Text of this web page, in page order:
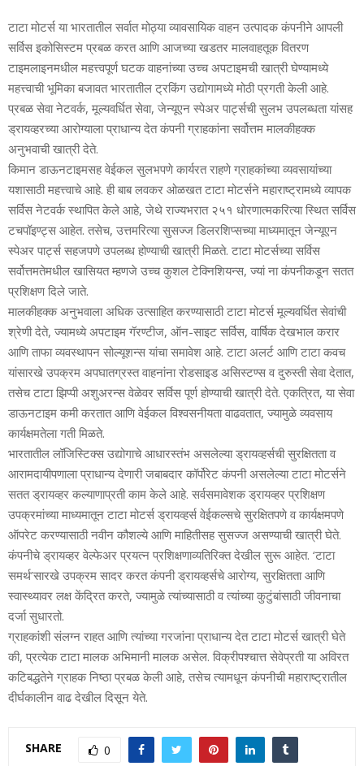
टाटा मोटर्स या भारतातील सर्वात मोठ्या व्‍यावसायिक वाहन उत्‍पादक कंपनीने आपली
सर्विस इकोसिस्‍टम प्रबळ करत आणि आजच्‍या खडतर मालवाहतूक वितरण
टाइमलाइनमधील महत्त्वपूर्ण घटक वाहनांच्‍या उच्‍च अपटाइमची खात्री घेण्‍यामध्‍ये
महत्त्वाची भूमिका बजावत भारतातील ट्रकिंग उद्योगामध्‍ये मोठी प्रगती केली आहे.
प्रबळ सेवा नेटवर्क, मूल्‍यवर्धित सेवा, जेन्‍यूएन स्‍पेअर पार्ट्सची सुलभ उपलब्‍धता यांसह
ड्रायव्‍हरच्‍या आरोग्‍याला प्राधान्‍य देत कंपनी ग्राहकांना सर्वोत्तम मालकीहक्‍क
अनुभवाची खात्री देते.
किमान डाऊनटाइमसह वेईकल सुलभपणे कार्यरत राहणे ग्राहकांच्‍या व्‍यवसायांच्‍या
यशासाठी महत्त्वाचे आहे. ही बाब लवकर ओळखत टाटा मोटर्सने महाराष्‍ट्रामध्‍ये व्‍यापक
सर्विस नेटवर्क स्‍थापित केले आहे, जेथे राज्‍यभरात २५१ धोरणात्‍मकरित्‍या स्थित सर्विस
टचपॉइण्‍ट्स आहेत. तसेच, उत्तमरित्‍या सुसज्‍ज डिलरशिप्‍सच्‍या माध्‍यमातून जेन्‍यूएन
स्‍पेअर पार्ट्स सहजपणे उपलब्‍ध होण्‍याची खात्री मिळते. टाटा मोटर्सच्‍या सर्विस
सर्वोत्तमतेमधील खासियत म्‍हणजे उच्‍च कुशल टेक्निशियन्‍स, ज्यां ना कंपनीकडून सतत
प्रशिक्षण दिले जाते.
मालकीहक्‍क अनुभवाला अधिक उत्‍साहित करण्‍यासाठी टाटा मोटर्स मूल्‍यवर्धित सेवांची
श्रेणी देते, ज्‍यामध्‍ये अपटाइम गॅरण्‍टीज, ऑन-साइट सर्विस, वार्षिक देखभाल करार
आणि ताफा व्‍यवस्‍थापन सोल्‍यूशन्‍स यांचा समावेश आहे. टाटा अलर्ट आणि टाटा कवच
यांसारखे उपक्रम अपघातग्रस्‍त वाहनांना रोडसाइड असिस्‍टण्‍स व दुरुस्‍ती सेवा देतात,
तसेच टाटा झिप्‍पी अशुअरन्‍स वेळेवर सर्विस पूर्ण होण्‍याची खात्री देते. एकत्रित, या सेवा
डाऊनटाइम कमी करतात आणि वेईकल विश्‍वसनीयता वाढवतात, ज्‍यामुळे व्‍यवसाय
कार्यक्षमतेला गती मिळते.
भारतातील लॉजिस्टिक्‍स उद्योगाचे आधारस्‍तंभ असलेल्‍या ड्रायव्‍हर्सची सुरक्षितता व
आरामदायीपणाला प्राधान्‍य देणारी जबाबदार कॉर्पोरेट कंपनी असलेल्या टाटा मोटर्सने
सतत ड्रायव्‍हर कल्‍याणाप्रती काम केले आहे. सर्वसमावेशक ड्रायव्‍हर प्रशिक्षण
उपक्रमांच्‍या माध्‍यमातून टाटा मोटर्स ड्रायव्‍हर्स वेईकल्‍सचे सुरक्षितपणे व कार्यक्षमपणे
ऑपरेट करण्‍यासाठी नवीन कौशल्‍ये आणि माहितीसह सुसज्‍ज असण्‍याची खात्री घेते.
कंपनीचे ड्रायव्‍हर वेल्‍फेअर प्रयत्‍न प्रशिक्षणाव्‍यतिरिक्‍त देखील सुरू आहेत. ‘टाटा
समर्थ’सारखे उपक्रम सादर करत कंपनी ड्रायव्‍हर्सचे आरोग्‍य, सुरक्षितता आणि
स्‍वास्‍थ्‍यावर लक्ष केंद्रित करते, ज्‍यामुळे त्‍यांच्‍यासाठी व त्‍यांच्‍या कुटुंबांसाठी जीवनाचा
दर्जा सुधारतो.
ग्राहकांशी संलग्‍न राहत आणि त्‍यांच्‍या गरजांना प्राधान्‍य देत टाटा मोटर्स खात्री घेते
की, प्रत्‍येक टाटा मालक अभिमानी मालक असेल. विक्रीपश्‍चात्त सेवेप्रती या अविरत
कटिबद्धतेने ग्राहक निष्‍ठा प्रबळ केली आहे, तसेच त्‍यामधून कंपनीची म‍हाराष्‍ट्रातील
दीर्घकालीन वाढ देखील दिसून येते.
SHARE 0